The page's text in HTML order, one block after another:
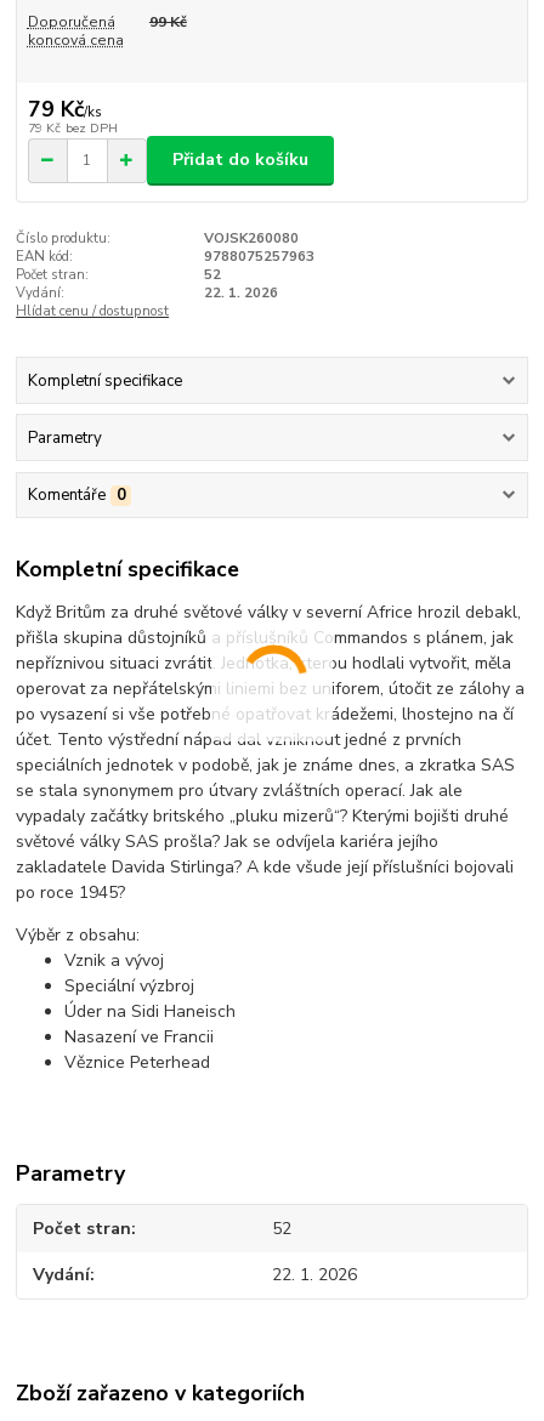
Doporučená
koncová cena
99 Kč
79 Kč/ks
79 Kč bez DPH
Přidat do košíku
Číslo produktu:
VOJSK260080
EAN kód:
9788075257963
Počet stran:
52
Vydání:
22. 1. 2026
Hlídat cenu / dostupnost
Kompletní specifikace
Parametry
Komentáře 0
Kompletní specifikace
Když Britům za druhé světové války v severní Africe hrozil debakl,
přišla skupina důstojníků a příslušníků Commandos s plánem, jak
nepříznivou situaci zvrátit. Jednotka, kterou hodlali vytvořit, měla
operovat za nepřátelskými liniemi bez uniforem, útočit ze zálohy a
po vysazení si vše potřebné opatřovat krádežemi, lhostejno na čí
účet. Tento výstřední nápad dal vzniknout jedné z prvních
speciálních jednotek v podobě, jak je známe dnes, a zkratka SAS
se stala synonymem pro útvary zvláštních operací. Jak ale
vypadaly začátky britského „pluku mizerů“? Kterými bojišti druhé
světové války SAS prošla? Jak se odvíjela kariéra jejího
zakladatele Davida Stirlinga? A kde všude její příslušníci bojovali
po roce 1945?
Výběr z obsahu:
Vznik a vývoj
Speciální výzbroj
Úder na Sidi Haneisch
Nasazení ve Francii
Věznice Peterhead
Parametry
Počet stran 52
Vydání 22. 1. 2026
Zboží zařazeno v kategoriích